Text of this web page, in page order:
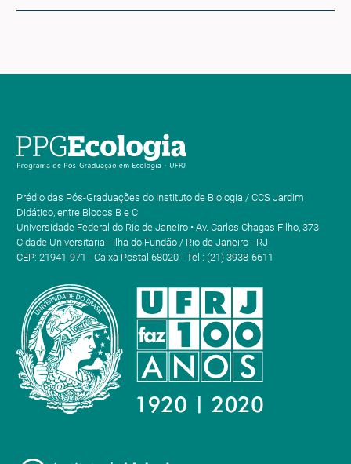
Prédio das Pós-Graduações do Instituto de Biologia / CCS Jardim
Didático, entre Blocos B e C
Universidade Federal do Rio de Janeiro • Av. Carlos Chagas Filho, 373
Cidade Universitária - Ilha do Fundão / Rio de Janeiro - RJ
CEP: 21941-971 - Caixa Postal 68020 - Tel.: (21) 3938-6611